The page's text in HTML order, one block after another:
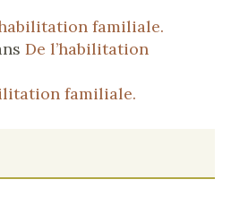
familiale.
De l’habilitation
familiale.